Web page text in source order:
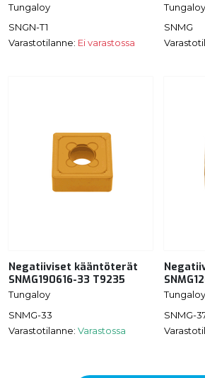
Tungaloy
SNGN-T1
Varastotilanne: Ei varastossa
Tungaloy
SNMG
Negatiiviset kääntöterät
SNMG190616-33 T9235
Tungaloy
SNMG-33
Varastotilanne: Varastossa
Tungaloy
SNMG-